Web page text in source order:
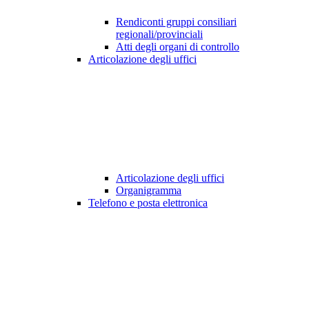
Rendiconti gruppi consiliari
regionali/provinciali
Atti degli organi di controllo
Articolazione degli uffici
Articolazione degli uffici
Organigramma
Telefono e posta elettronica